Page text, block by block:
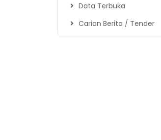
Data Terbuka
Carian Berita / Tender